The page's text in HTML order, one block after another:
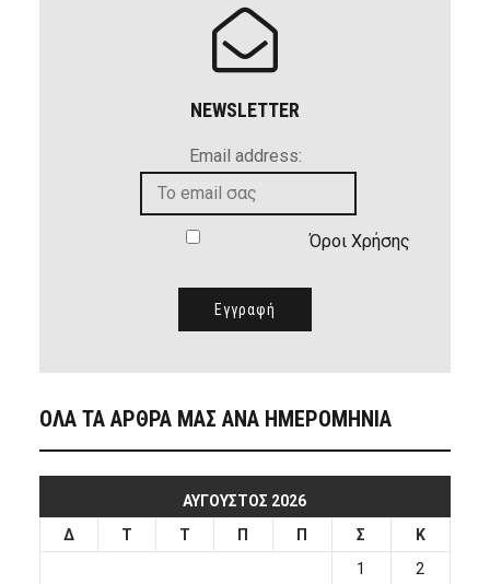
NEWSLETTER
Email address:
Όροι Χρήσης
ΟΛΑ ΤΑ ΑΡΘΡΑ ΜΑΣ ΑΝΑ ΗΜΕΡΟΜΗΝΙΑ
ΑΎΓΟΥΣΤΟΣ 2026
Δ
Τ Τ Π Π Σ
Κ
1
2